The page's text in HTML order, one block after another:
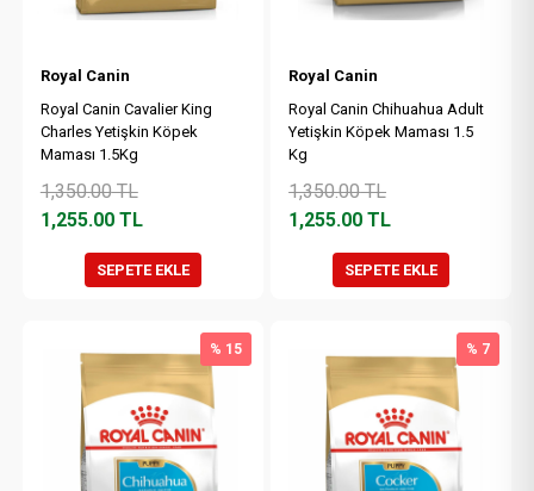
Royal Canin
Royal Canin Cavalier King
Charles Yetişkin Köpek
Maması 1.5Kg
1,350.00TL
1,255.00TL
SEPETE EKLE
Royal Canin
Royal Canin Chihuahua Adult
Yetişkin Köpek Maması 1.5
Kg
1,350.00TL
1,255.00 TL
SEPETE EKLE
% 15 % 7